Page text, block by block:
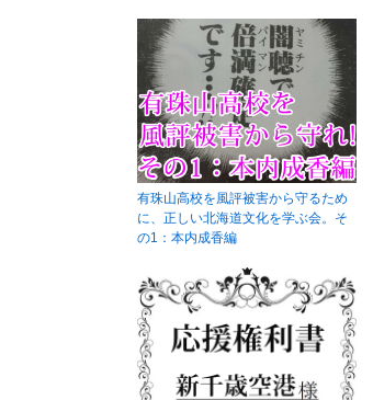
有珠山高校を風評被害から守るため
に、正しい北海道文化を学ぶ会。そ
の1：本内成香編